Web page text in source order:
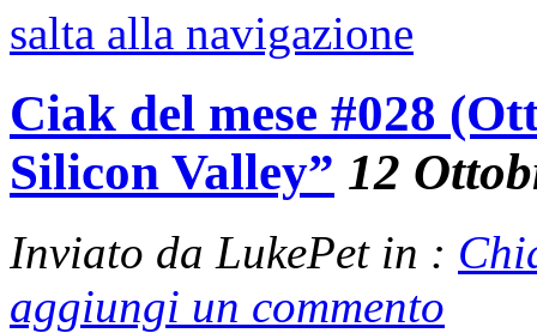
salta alla navigazione
Ciak del mese #028
Silicon Valley” 12
Inviato da LukePet in :
aggiungi un commento